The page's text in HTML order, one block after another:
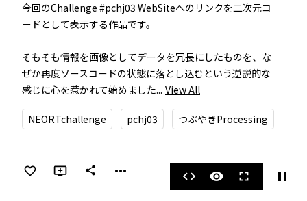
今回のChallenge #pchj03 WebSiteへのリンクを二次元コ
ードとして表示する作品です。
そもそも情報を画像としてデータを冗長にしたものを、な
ぜか再度ソースコードの状態に落とし込むという逆説的な
感じに心を惹かれて始めました... View All
NEORTchallenge pchj03 つぶやきProcessing
share more_horiz code visibility fullscreen pause